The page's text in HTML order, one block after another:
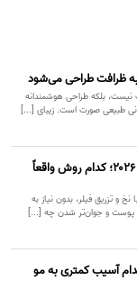
به ظرافت طراحی می‌شود
بلکه طراحی هوشمندانه
طبیعی صورت است. زیبای [...]
لیفت صورت بدون جراحی در ۲۰۲۶؛ کدام روش واقعاً
و تزریق فیلر، بدون نیاز به
و جوان‌تر شدن چه [...]
آسیب کمتری به مو